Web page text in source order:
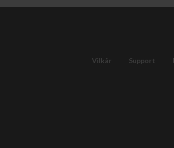
Vilkår Support